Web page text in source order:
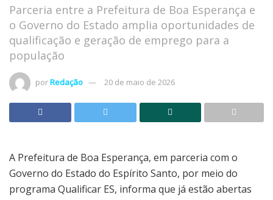
Parceria entre a Prefeitura de Boa Esperança e
o Governo do Estado amplia oportunidades de
qualificação e geração de emprego para a
população
porRedação 20 de maio de 2026
A Prefeitura de Boa Esperança, em parceria com o
Governo do Estado do Espírito Santo, por meio do
programa Qualificar ES, informa que já estão abertas